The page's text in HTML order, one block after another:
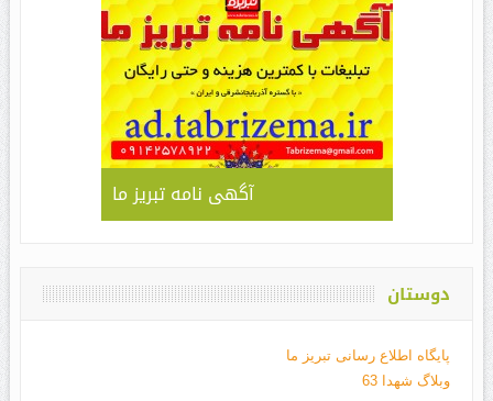
آگهی نامه تبریز ما
دوستان
پایگاه اطلاع رسانی تبریز ما
وبلاگ شهدا 63